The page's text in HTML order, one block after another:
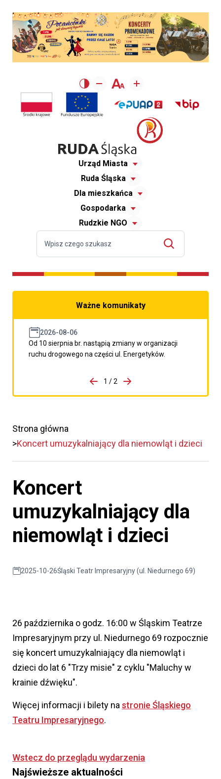
Urząd Miasta
Ruda Śląska
Dla mieszkańca
Gospodarka
Rudzkie NGO
Ważne komunikaty
2026-08-06
Od 10 sierpnia br. nastąpią zmiany w organizacji
ruchu drogowego na części ul. Energetyków.
porzpedniego komunikatu
1 / 2
Przejdź do następnego
Strona główna
Koncert umuzykalniający dla niemowląt i dzieci
Koncert
umuzykalniający dla
niemowląt i dzieci
2025-10-26Śląski Teatr Impresaryjny (ul. Niedurnego 69)
26 października o godz. 16:00 w Śląskim Teatrze
Impresaryjnym przy ul. Niedurnego 69 rozpocznie
się koncert umuzykalniający dla niemowląt i
dzieci do lat 6 "Trzy misie" z cyklu "Maluchy w
krainie dźwięku".
Więcej informacji i bilety na stronie Śląskiego
Teatru Impresaryjnego.
Wstecz do przeglądu wydarzenia
Najświeższe aktualności